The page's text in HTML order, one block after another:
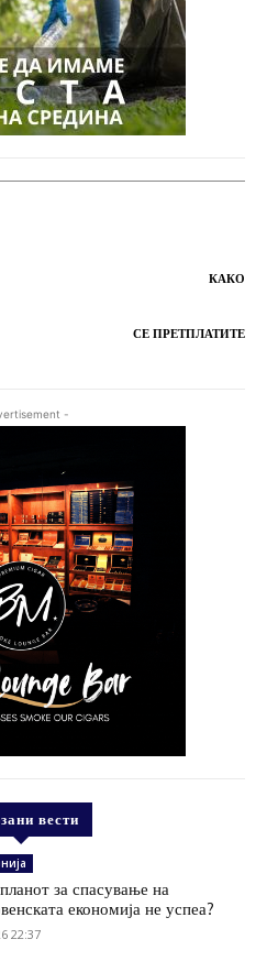
КАКО
СЕ ПРЕТПЛАТИТЕ
-
вести
за спасување на
економија не успеа?
22:37